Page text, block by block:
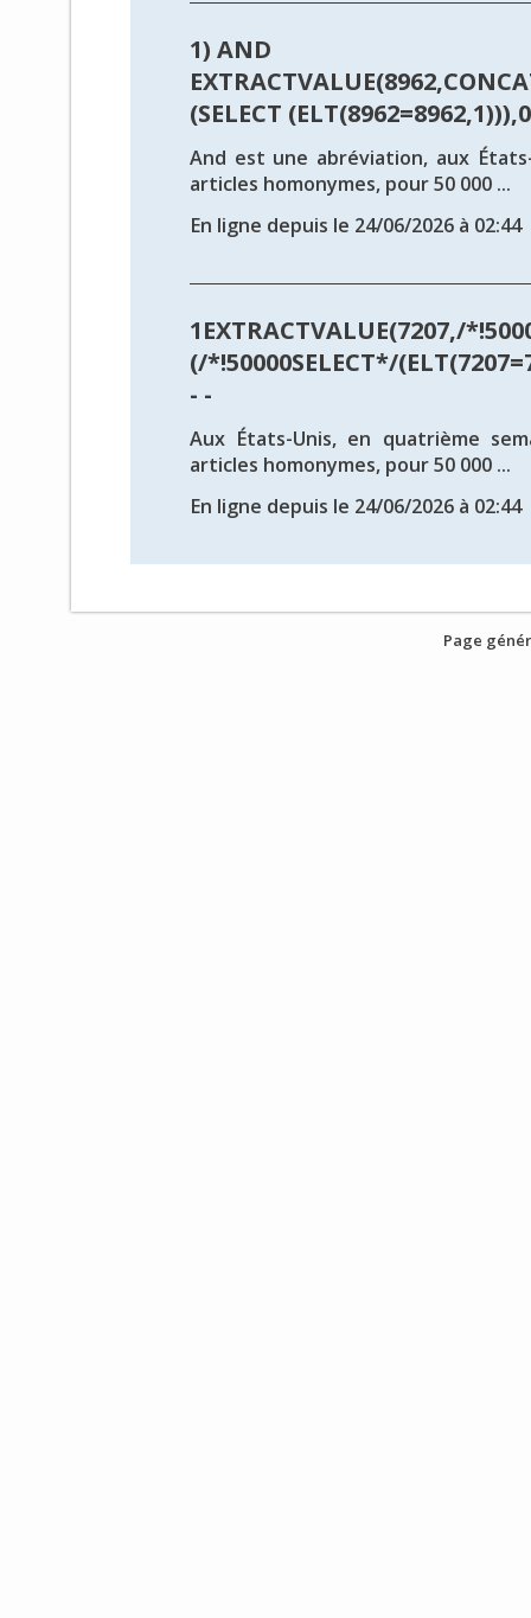
1) AND
(SELECT
And est une abréviation, aux
articles homonymes, pour 50 000 ...
En ligne depuis le 24/06/2026 à 02:44
1EXTRACTVALUE(7207,/
(/*!50000SELECT*/
- -
Aux États-Unis, en quatrième
articles homonymes, pour 50 000 ...
En ligne depuis le 24/06/2026 à 02:44
Page